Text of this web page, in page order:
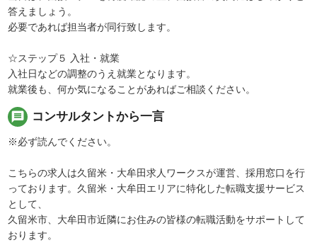
答えましょう。
必要であれば担当者が同行致します。
☆ステップ５ 入社・就業
入社日などの調整のうえ就業となります。
就業後も、何か気になることがあればご相談ください。
message コンサルタントから一言
※必ず読んでください。
こちらの求人は久留米・大牟田求人ワークスが運営、採用窓口を行
っております。久留米・大牟田エリアに特化した転職支援サービス
として、
久留米市、大牟田市近隣にお住みの皆様の転職活動をサポートして
おります。